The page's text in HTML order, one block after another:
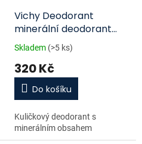
Vichy Deodorant
minerální deodorant
roll-on 48H Anti Odour
Freshness 50 ml
Skladem (>5 ks)
320 Kč
Do košíku
Kuličkový deodorant s
minerálním obsahem